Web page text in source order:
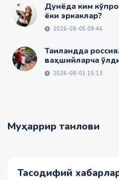
Дунёда ким
ёки эркаклар?
2026-08-05 09:46
Таиландда
ваҳшийларча
2026-08-01 15:13
Муҳаррир танлови
Тасодифий